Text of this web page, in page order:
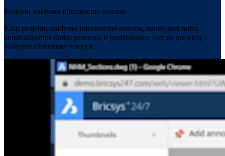
Projektų valdymo informacinė sistema
Kaip projektų valdymo informacinė sistema, naudojanti mūsų
automatizuotus darbo procesus ir pasirinktines formas projektų
valdymo užduotims tvarkyti.